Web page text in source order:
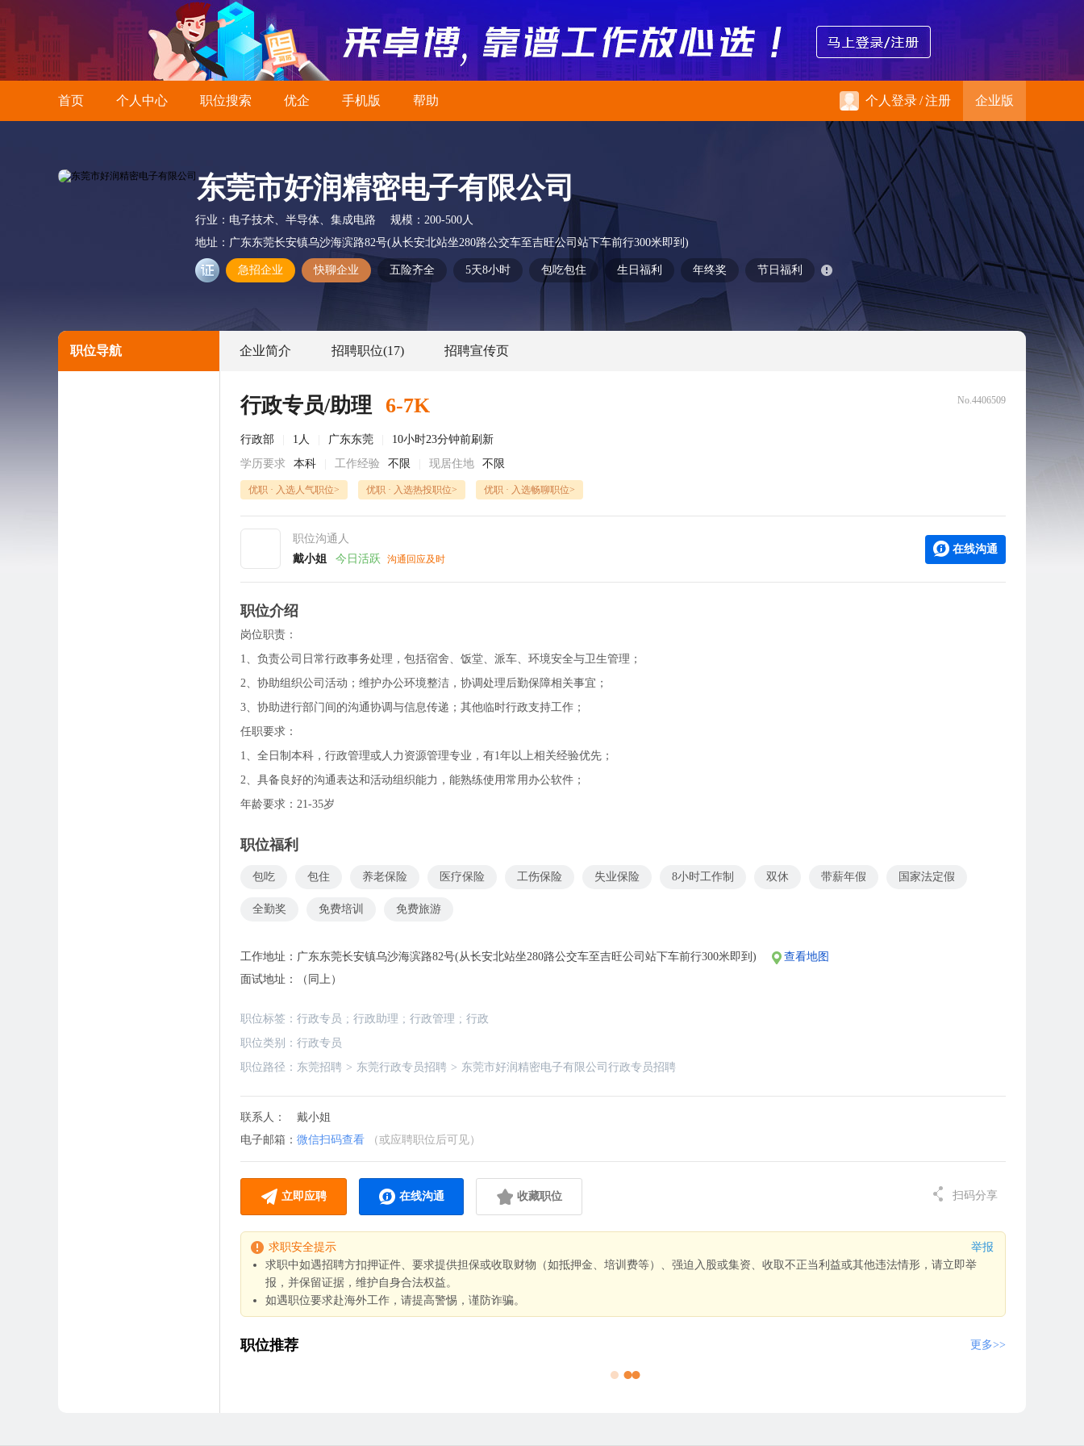
首页 个人中心 职位搜索 优企 手机版 帮助 个人登录/注册 企业版
东莞市好润精密电子有限公司
行业： 电子技术、半导体、集成电路 规模： 200-500人
地址： 广东东莞长安镇乌沙海滨路82号(从长安北站坐280路公交车至吉旺公司站下车前行300米即到)
急招企业 快聊企业 五险齐全 5天8小时 包吃包住 生日福利 年终奖 节日福利
职位导航 企业简介 招聘职位(17) 招聘宣传页
行政专员/助理 6-7K No.4406509
行政部 1人 广东东莞
10小时23分钟前刷新
学历要求
本科 工作经验 不限 现居住地 不限
优职 · 入选人气职位> 优职 · 入选热投职位> 优职 · 入选畅聊职位>
职位沟通人
戴小姐
今日活跃 沟通回应及时
在线沟通
职位介绍
岗位职责：
1、负责公司日常行政事务处理，包括宿舍、饭堂、派车、环境安全与卫生管理；
2、协助组织公司活动；维护办公环境整洁，协调处理后勤保障相关事宜；
3、协助进行部门间的沟通协调与信息传递；其他临时行政支持工作；
任职要求：
1、全日制本科，行政管理或人力资源管理专业，有1年以上相关经验优先；
2、具备良好的沟通表达和活动组织能力，能熟练使用常用办公软件；
年龄要求：21-35岁
职位福利
包吃 包住 养老保险 医疗保险 工伤保险 失业保险 8小时工作制 双休 带薪年假 国家法定假
全勤奖 免费培训 免费旅游
工作地址： 广东东莞长安镇乌沙海滨路82号(从长安北站坐280路公交车至吉旺公司站下车前行300米即到)
查看地图
面试地址：
（同上）
职位标签： 行政专员 ; 行政助理 ; 行政管理 ; 行政
职位类别： 行政专员
职位路径： 东莞招聘 > 东莞行政专员招聘 > 东莞市好润精密电子有限公司行政专员招聘
联系人：
戴小姐
电子邮箱： 微信扫码查看 （或应聘职位后可见）
立即应聘 在线沟通 收藏职位 扫码分享
求职安全提示
举报
求职中如遇招聘方扣押证件、要求提供担保或收取财物（如抵押金、培训费等）、强迫入股或集资、收取不正当利益或其他违法情形，请立即举
报，并保留证据，维护自身合法权益。
如遇职位要求赴海外工作，请提高警惕，谨防诈骗。
职位推荐 更多>>